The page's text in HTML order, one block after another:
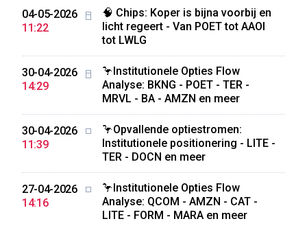
04-05-2026
11:22
🧠 Chips: Koper is bijna voorbij en
licht regeert - Van POET tot AAOI
tot LWLG
30-04-2026
14:29
🦩Institutionele Opties Flow
Analyse: BKNG - POET - TER -
MRVL - BA - AMZN en meer
30-04-2026
11:39
🦩Opvallende optiestromen:
Institutionele positionering - LITE -
TER - DOCN en meer
27-04-2026
14:16
🦩Institutionele Opties Flow
Analyse: QCOM - AMZN - CAT -
LITE - FORM - MARA en meer